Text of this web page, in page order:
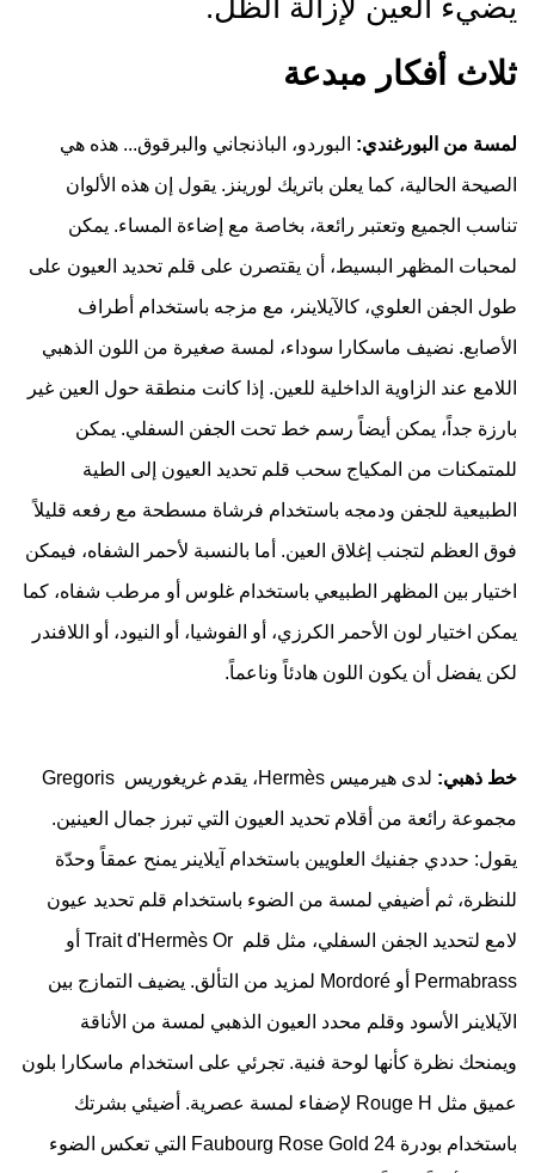
يضيء العين لإزالة الظل.
ثلاث أفكار مبدعة
لمسة من البورغندي: البوردو، الباذنجاني والبرقوق... هذه هي
الصيحة الحالية، كما يعلن باتريك لورينز. يقول إن هذه الألوان
تناسب الجميع وتعتبر رائعة، بخاصة مع إضاءة المساء. يمكن
لمحبات المظهر البسيط، أن يقتصرن على قلم تحديد العيون على
طول الجفن العلوي، كالآيلاينر، مع مزجه باستخدام أطراف
الأصابع. نضيف ماسكارا سوداء، لمسة صغيرة من اللون الذهبي
اللامع عند الزاوية الداخلية للعين. إذا كانت منطقة حول العين غير
بارزة جداً، يمكن أيضاً رسم خط تحت الجفن السفلي. يمكن
للمتمكنات من المكياج سحب قلم تحديد العيون إلى الطية
الطبيعية للجفن ودمجه باستخدام فرشاة مسطحة مع رفعه قليلاً
فوق العظم لتجنب إغلاق العين. أما بالنسبة لأحمر الشفاه، فيمكن
اختيار بين المظهر الطبيعي باستخدام غلوس أو مرطب شفاه، كما
يمكن اختيار لون الأحمر الكرزي، أو الفوشيا، أو النيود، أو اللافندر
لكن يفضل أن يكون اللون هادئاً وناعماً.
خط ذهبي:
لدى هيرميس Hermès‎، يقدم غريغوريس Gregoris ‎
مجموعة رائعة من أقلام تحديد العيون التي تبرز جمال العينين.
يقول: حددي جفنيك العلويين باستخدام آيلاينر يمنح عمقاً وحدّة
للنظرة، ثم أضيفي لمسة من الضوء باستخدام قلم تحديد عيون
لامع لتحديد الجفن السفلي، مثل قلم Trait d'Hermès Or ‎ أو
Permabrass أو Mordoré لمزيد من التألق. يضيف التمازج بين
الآيلاينر الأسود وقلم محدد العيون الذهبي لمسة من الأناقة
ويمنحك نظرة كأنها لوحة فنية. تجرئي على استخدام ماسكارا بلون
عميق مثل Rouge H لإضفاء لمسة عصرية. أضيئي بشرتك
باستخدام بودرة ‏24 ‏Faubourg Rose Gold التي تعكس الضوء